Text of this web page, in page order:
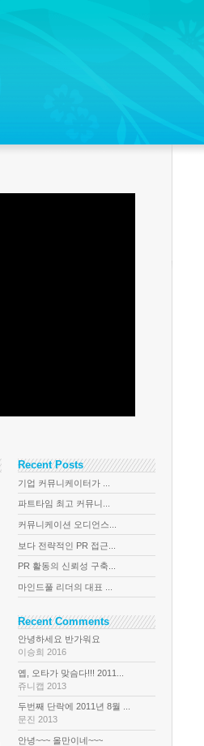
Recent Posts
기업 커뮤니케이터가 ...
파트타임 최고 커뮤니...
커뮤니케이션 오디언스...
보다 전략적인 PR 접근...
PR 활동의 신뢰성 구축...
마인드풀 리더의 대표 ...
Recent Comments
안녕하세요 반가워요
이승희 2016
옙, 오타가 맞슴다!!! 2011...
쥬니캡 2013
두번째 단락에 2011년 8월 ...
문진 2013
안녕~~~ 올만이네~~~